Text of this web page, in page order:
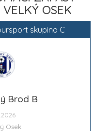
OSEK
skupina C
Brod B
Osek